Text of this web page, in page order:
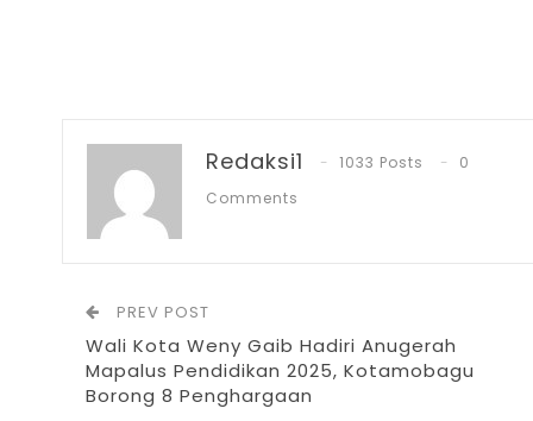
Redaksi1 1033 Posts
0
Comments
PREV POST
Wali Kota Weny Gaib Hadiri Anugerah
Mapalus Pendidikan 2025, Kotamobagu
Borong 8 Penghargaan